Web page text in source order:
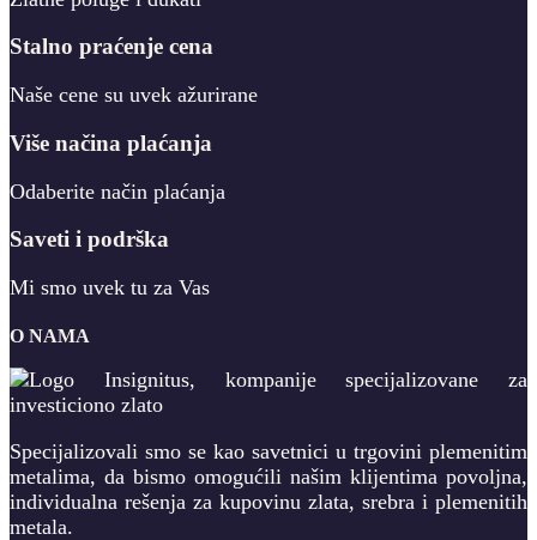
Stalno praćenje cena
Naše cene su uvek ažurirane
Više načina plaćanja
Odaberite način plaćanja
Saveti i podrška
Mi smo uvek tu za Vas
O NAMA
Specijalizovali smo se kao savetnici u trgovini plemenitim
metalima, da bismo omogućili našim klijentima povoljna,
individualna rešenja za kupovinu zlata, srebra i plemenitih
metala.